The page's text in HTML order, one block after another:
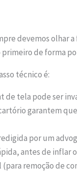
devemos olhar
de forma
técnico é:
de tela pode ser
garantem
por um
antes de inflar
remoção de